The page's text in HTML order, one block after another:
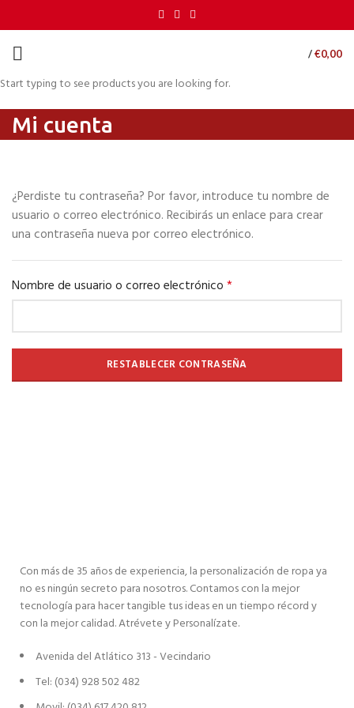
/€0,00
Mi cuenta
¿Perdiste tu contraseña? Por favor, introduce tu nombre de
usuario o correo electrónico. Recibirás un enlace para crear
una contraseña nueva por correo electrónico.
Nombre de usuario o correo electrónico *
RESTABLECER CONTRASEÑA
Con más de 35 años de experiencia, la personalización de ropa ya
no es ningún secreto para nosotros. Contamos con la mejor
tecnología para hacer tangible tus ideas en un tiempo récord y
con la mejor calidad. Atrévete y Personalízate.
Avenida del Atlático 313 - Vecindario
Tel: (034) 928 502 482
Start typing to see products you are looking for.